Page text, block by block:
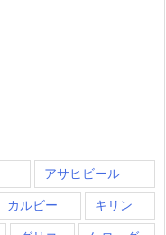
アサヒビール
カルビー キリン